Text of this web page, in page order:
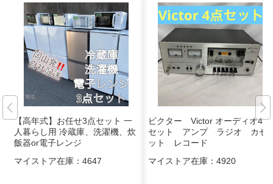
【高年式】お任せ3点セット 一
人暮らし用 冷蔵庫、洗濯機、炊
飯器or電子レンジ
マイストア在庫： 4647
ビクター Victor オーディオ4点
セット アンプ ラジオ カセ
ット レコード
マイストア在庫： 4920